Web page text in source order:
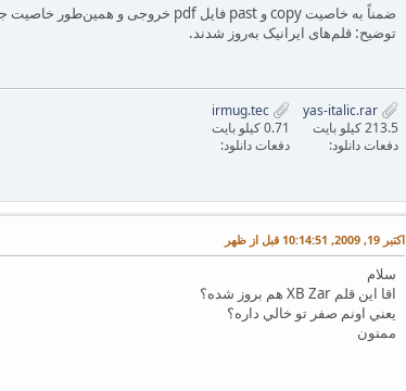
ضمناً به خاصیت copy و past فایل pdf خروجی و همین‌طور خاصیت جستجوی آن توجه کنید.
توضیح: قلم‌های ایرانیک به‌روز شدند.
213.5 کیلو بایت
دفعات دانلود:
0.71 کیلو بایت
دفعات دانلود:
اکتبر 19, 2009, 10:14:51 قبل از ظهر
سلام
اقا اين قلم XB Zar هم بروز شده؟
يعني اونم صفر تو خالي داره؟
ممنون